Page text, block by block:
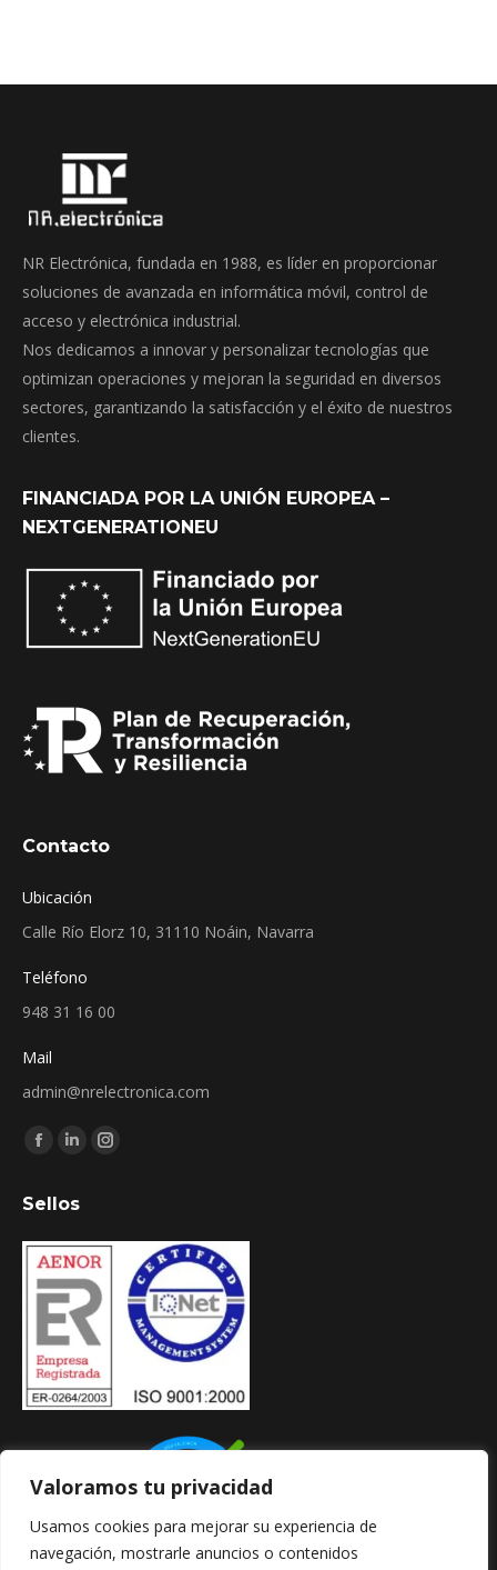
Valoramos tu privacidad
Usamos cookies para mejorar su experiencia de
navegación, mostrarle anuncios o contenidos
NR Electrónica, fundada en 1988, es líder en proporcionar
soluciones de avanzada en informática móvil, control de
acceso y electrónica industrial.
Nos dedicamos a innovar y personalizar tecnologías que
optimizan operaciones y mejoran la seguridad en diversos
sectores, garantizando la satisfacción y el éxito de nuestros
clientes.
FINANCIADA POR LA UNIÓN EUROPEA –
NEXTGENERATIONEU
Contacto
Ubicación
Calle Río Elorz 10, 31110 Noáin, Navarra
Teléfono
948 31 16 00
Mail
admin@nrelectronica.com
Encuéntranos en:
Facebook
opens
in
new
window
Linkedin
opens
in
new
window
Instagram
in
window
Sellos